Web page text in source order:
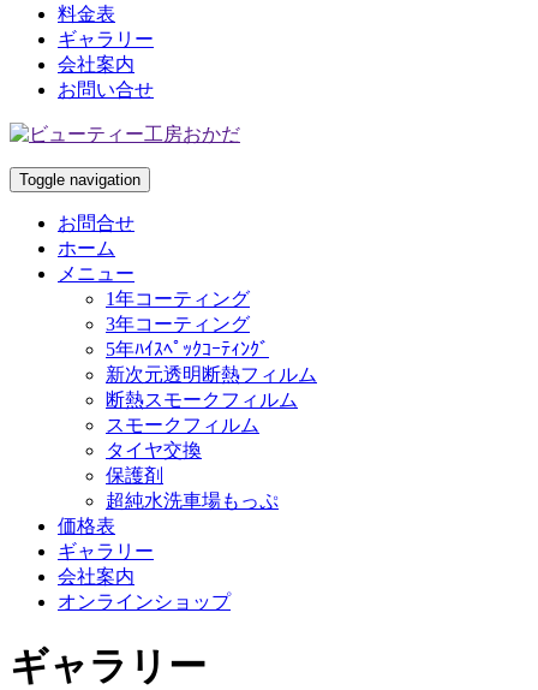
料金表
ギャラリー
会社案内
お問い合せ
Toggle navigation
お問合せ
ホーム
メニュー
1年コーティング
3年コーティング
5年ﾊｲｽﾍﾟｯｸｺｰﾃｨﾝｸﾞ
新次元透明断熱フィルム
断熱スモークフィルム
スモークフィルム
タイヤ交換
保護剤
超純水洗車場もっぷ
価格表
ギャラリー
会社案内
オンラインショップ
ギャラリー